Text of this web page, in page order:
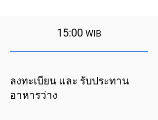
15:00 WIB
ลงทะเบียน และ รับประทาน
อาหารว่าง